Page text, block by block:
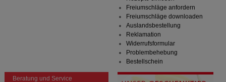
Freiumschläge anfordern
Freiumschläge downloaden
Auslandsbestellung
Reklamation
Widerrufsformular
Problembehebung
Bestellschein
Beratung und Service